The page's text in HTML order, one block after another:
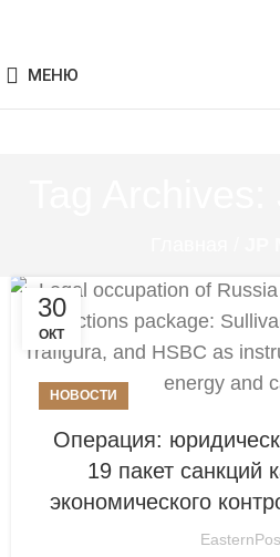
МЕНЮ
30
ОКТ
НОВОСТИ
Операция:
19 пакет санкций
экономического